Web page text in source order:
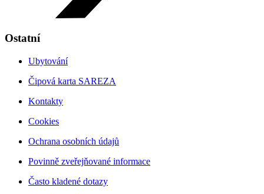
Ostatní
Ubytování
Čipová karta SAREZA
Kontakty
Cookies
Ochrana osobních údajů
Povinně zveřejňované informace
Často kladené dotazy